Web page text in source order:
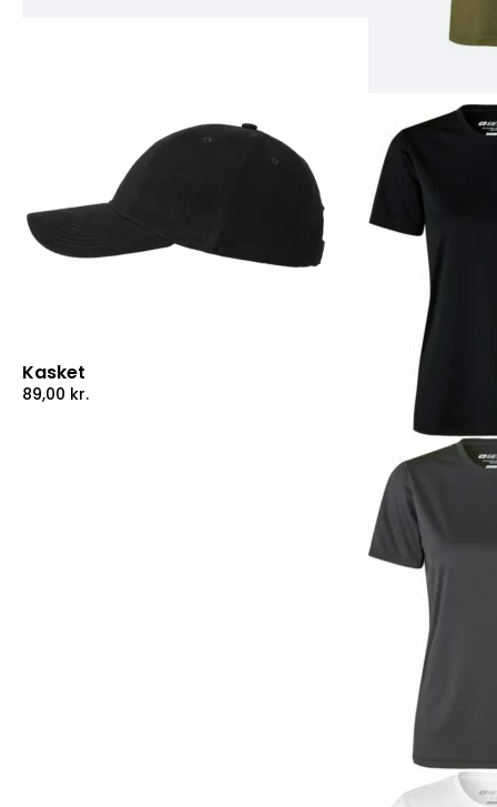
Kasket
89,00 kr.